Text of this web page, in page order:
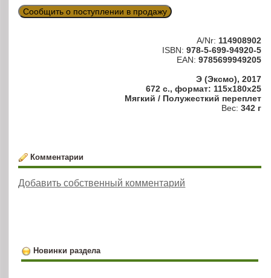
Сообщить о поступлении в продажу
A/Nr: 114908902
ISBN: 978-5-699-94920-5
EAN: 9785699949205
Э (Эксмо), 2017
672 с., формат: 115x180x25
Мягкий / Полужесткий переплет
Вес: 342 г
Комментарии
Добавить собственный комментарий
Новинки раздела